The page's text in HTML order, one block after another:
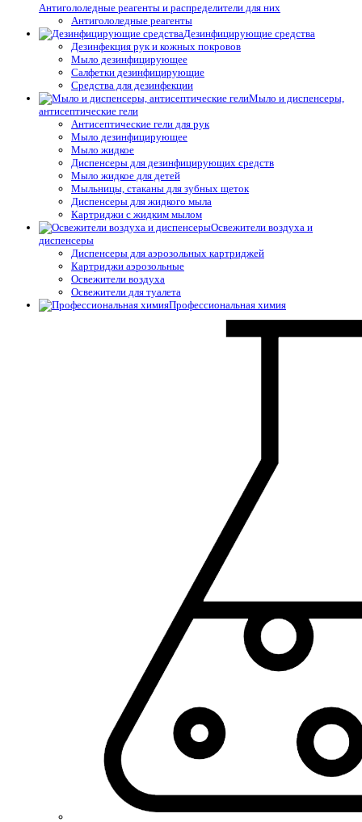
Антигололедные реагенты и распределители для них
Антигололедные реагенты
Дезинфицирующие средства
Дезинфекция рук и кожных покровов
Мыло дезинфицирующее
Салфетки дезинфицирующие
Средства для дезинфекции
Мыло и диспенсеры,
антисептические гели
Антисептические гели для рук
Мыло дезинфицирующее
Мыло жидкое
Диспенсеры для дезинфицирующих средств
Мыло жидкое для детей
Мыльницы, стаканы для зубных щеток
Диспенсеры для жидкого мыла
Картриджи с жидким мылом
Освежители воздуха и
диспенсеры
Диспенсеры для аэрозольных картриджей
Картриджи аэрозольные
Освежители воздуха
Освежители для туалета
Профессиональная химия